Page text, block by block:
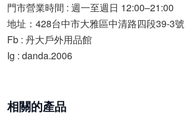
門市營業時間 : 週一至週日 12:00–21:00
地址：428台中市大雅區中清路四段39-3號
Fb : 丹大戶外用品館
Ig : danda.2006
相關的產品